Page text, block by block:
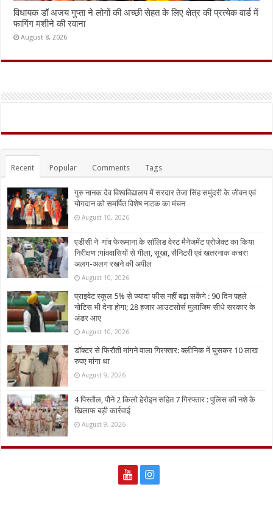
विधायक डॉ अजय गुप्ता ने लोगों की अच्छी सेहत के लिए क्षेत्र की प्रत्येक वार्ड में
फागिंग मशीने की रवाना
August 8, 2026
Recent Popular Comments Tags
गुरु नानक देव विश्वविद्यालय में सरदार तेजा सिंह समुंदरी के जीवन एवं
योगदान को समर्पित विशेष नाटक का मंचन
August 10, 2026
एडीसी ने गांव फेरूमाना के सॉलिड वेस्ट मैनेजमेंट प्रोजेक्ट का किया
निरीक्षण :गांववासियों से गीला, सूखा, सैनिटरी एवं खतरनाक कचरा
अलग-अलग रखने की अपील
August 10, 2026
प्राइवेट स्कूल 5% से ज्यादा फीस नहीं बढ़ा सकेंगे : 90 दिन पहले
नोटिस भी देना होगा; 28 हजार आउटसोर्स मुलाजिम सीधे सरकार के
अंडर आए
August 10, 2026
डॉक्टर से फिरौती मांगने वाला गिरफ्तार: क्लीनिक में घुसकर 10 लाख
रुपए मांगा था
August 9, 2026
4 पिस्तौल, पौने 2 किलो हेरोइन सहित 7 गिरफ्तार : पुलिस की नशे के
खिलाफ बड़ी कार्रवाई
August 9, 2026